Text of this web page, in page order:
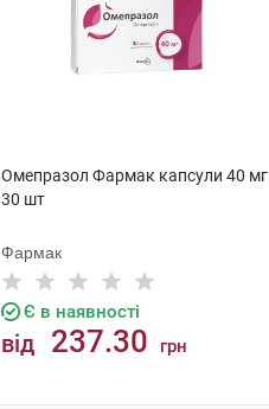
Омепразол Фармак капсули 40 мг
30 шт
Фармак
Є в наявності
від 237.30 грн